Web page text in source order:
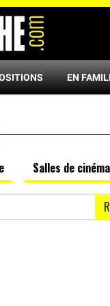
EN
Salles de cinéma